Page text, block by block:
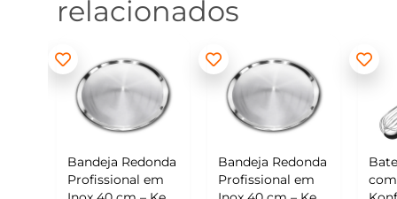
relacionados
Redonda
em
Bandeja Redonda
Profissional em
Batedor de Ovos
com Raspador –